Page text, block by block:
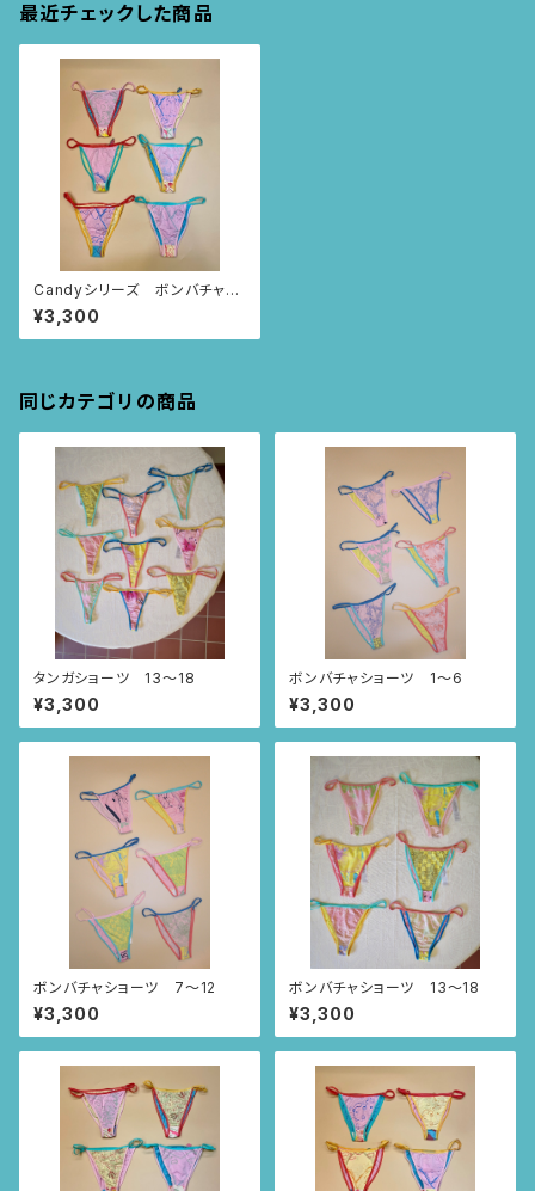
最近チェックした商品
Candyシリーズ ボンバチャシ
ョーツ 107〜112
¥3,300
同じカテゴリの商品
タンガショーツ 13〜18
¥3,300
ボンバチャショーツ 1〜6
¥3,300
ボンバチャショーツ 7〜12
¥3,300
ボンバチャショーツ 13〜18
¥3,300